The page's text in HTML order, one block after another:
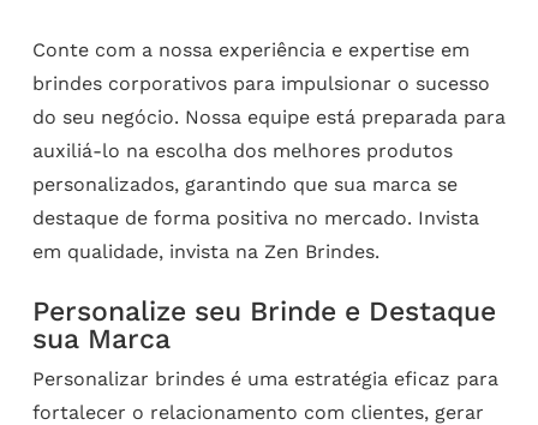
Conte com a nossa experiência e expertise em
brindes corporativos para impulsionar o sucesso
do seu negócio. Nossa equipe está preparada para
auxiliá-lo na escolha dos melhores produtos
personalizados, garantindo que sua marca se
destaque de forma positiva no mercado. Invista
em qualidade, invista na Zen Brindes.
Personalize seu Brinde e Destaque
sua Marca
Personalizar brindes é uma estratégia eficaz para
fortalecer o relacionamento com clientes, gerar